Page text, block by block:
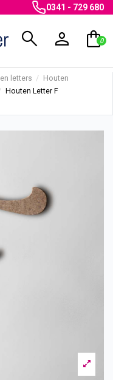
0341 - 729 680
search person shopping_bag
0
letters
Houten
Houten Letter F